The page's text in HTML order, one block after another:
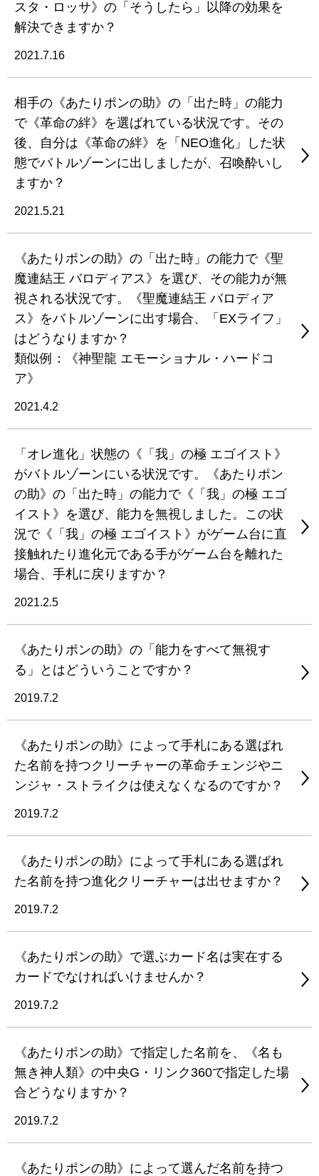
スタ・ロッサ》の「そうしたら」以降の効果を
解決できますか？
2021.7.16
相手の《あたりポンの助》の「出た時」の能力
で《革命の絆》を選ばれている状況です。その
後、自分は《革命の絆》を「NEO進化」した状
態でバトルゾーンに出しましたが、召喚酔いし
ますか？
2021.5.21
《あたりポンの助》の「出た時」の能力で《聖
魔連結王 バロディアス》を選び、その能力が無
視される状況です。《聖魔連結王 バロディア
ス》をバトルゾーンに出す場合、「EXライフ」
はどうなりますか？
類似例：《神聖龍 エモーショナル・ハードコ
ア》
2021.4.2
「オレ進化」状態の《「我」の極 エゴイスト》
がバトルゾーンにいる状況です。《あたりポン
の助》の「出た時」の能力で《「我」の極 エゴ
イスト》を選び、能力を無視しました。この状
況で《「我」の極 エゴイスト》がゲーム台に直
接触れたり進化元である手がゲーム台を離れた
場合、手札に戻りますか？
2021.2.5
《あたりポンの助》の「能力をすべて無視す
る」とはどういうことですか？
2019.7.2
《あたりポンの助》によって手札にある選ばれ
た名前を持つクリーチャーの革命チェンジやニ
ンジャ・ストライクは使えなくなるのですか？
2019.7.2
《あたりポンの助》によって手札にある選ばれ
た名前を持つ進化クリーチャーは出せますか？
2019.7.2
《あたりポンの助》で選ぶカード名は実在する
カードでなければいけませんか？
2019.7.2
《あたりポンの助》で指定した名前を、《名も
無き神人類》の中央G・リンク360で指定した場
合どうなりますか？
2019.7.2
《あたりポンの助》によって選んだ名前を持つ